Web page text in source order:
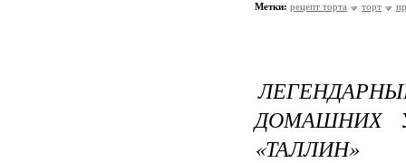
Метки: рецепт торта торт
ДОМАШНИХ
«ТАЛЛИН»